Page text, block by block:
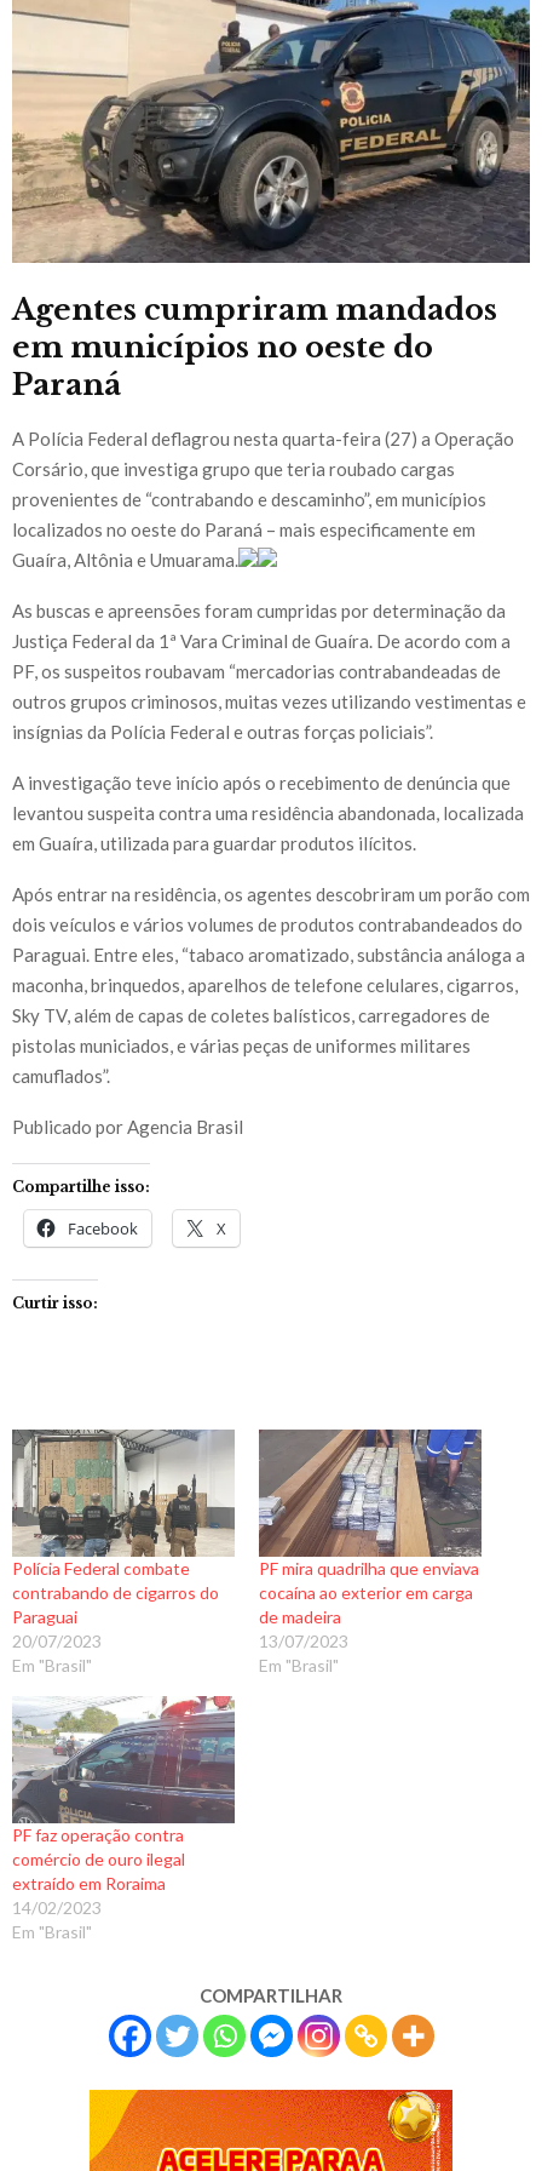
Agentes cumpriram mandados
em municípios no oeste do
Paraná
A Polícia Federal deflagrou nesta quarta-feira (27) a Operação
Corsário, que investiga grupo que teria roubado cargas
provenientes de “contrabando e descaminho”, em municípios
localizados no oeste do Paraná – mais especificamente em
Guaíra, Altônia e Umuarama.
As buscas e apreensões foram cumpridas por determinação da
Justiça Federal da 1ª Vara Criminal de Guaíra. De acordo com a
PF, os suspeitos roubavam “mercadorias contrabandeadas de
outros grupos criminosos, muitas vezes utilizando vestimentas e
insígnias da Polícia Federal e outras forças policiais”.
A investigação teve início após o recebimento de denúncia que
levantou suspeita contra uma residência abandonada, localizada
em Guaíra, utilizada para guardar produtos ilícitos.
Após entrar na residência, os agentes descobriram um porão com
dois veículos e vários volumes de produtos contrabandeados do
Paraguai. Entre eles, “tabaco aromatizado, substância análoga a
maconha, brinquedos, aparelhos de telefone celulares, cigarros,
Sky TV, além de capas de coletes balísticos, carregadores de
pistolas municiados, e várias peças de uniformes militares
camuflados”.
Publicado por Agencia Brasil
Compartilhe isso:
Facebook X
Curtir isso:
Polícia Federal combate
contrabando de cigarros do
Paraguai
20/07/2023
Em "Brasil"
PF mira quadrilha que enviava
cocaína ao exterior em carga
de madeira
13/07/2023
Em "Brasil"
PF faz operação contra
comércio de ouro ilegal
extraído em Roraima
14/02/2023
Em "Brasil"
COMPARTILHAR